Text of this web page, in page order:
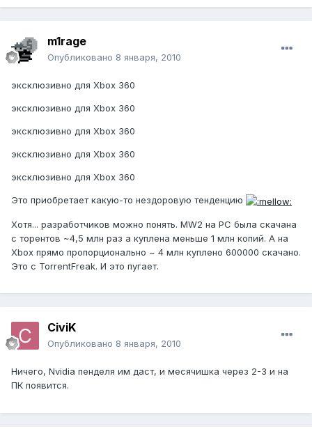
m1rage
Опубликовано 8 января, 2010
эксклюзивно для Xbox 360
эксклюзивно для Xbox 360
эксклюзивно для Xbox 360
эксклюзивно для Xbox 360
эксклюзивно для Xbox 360
Это приобретает какую-то нездоровую тенденцию
Хотя... разработчиков можно понять. MW2 на PC была скачана
с торентов ~4,5 млн раз а куплена меньше 1 млн копий. А на
Xbox прямо пропорционально ~ 4 млн куплено 600000 скачано.
Это с TorrentFreak. И это пугает.
CiviK
Опубликовано 8 января, 2010
Ничего, Nvidia пенделя им даст, и месячишка через 2-3 и на
ПК появится.